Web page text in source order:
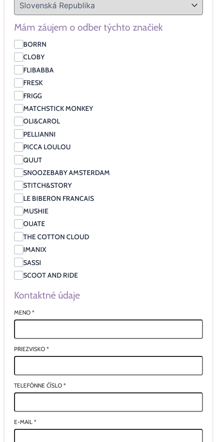
Mám záujem o odber týchto značiek
BORRN
CLOBY
FLIBABBA
FRESK
FRIGG
MATCHSTICK MONKEY
OLI&CAROL
PELLIANNI
PICCA LOULOU
QUUT
SNOOZEBABY AMSTERDAM
STITCH&STORY
LE BIBERON FRANCAIS
MUSHIE
OUATE
THE COTTON CLOUD
IMANIX
SASSI
SCOOT AND RIDE
Kontaktné údaje
MENO *
PRIEZVISKO *
TELEFÓNNE ČÍSLO *
E-MAIL *